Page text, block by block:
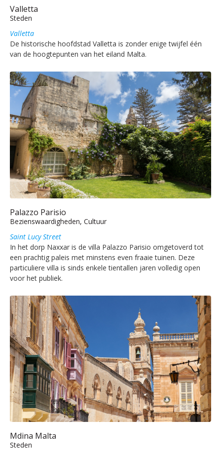
Valletta
Steden
Valletta
De historische hoofdstad Valletta is zonder enige twijfel één
van de hoogtepunten van het eiland Malta.
Palazzo Parisio
Bezienswaardigheden, Cultuur
Saint Lucy Street
In het dorp Naxxar is de villa Palazzo Parisio omgetoverd tot
een prachtig paleis met minstens even fraaie tuinen. Deze
particuliere villa is sinds enkele tientallen jaren volledig open
voor het publiek.
Mdina Malta
Steden